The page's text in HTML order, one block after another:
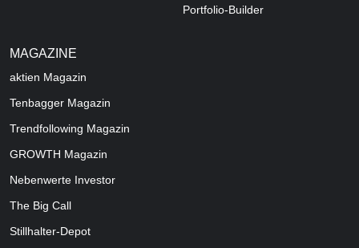
Portfolio-Builder
MAGAZINE
aktien Magazin
Tenbagger Magazin
Trendfollowing Magazin
GROWTH Magazin
Nebenwerte Investor
The Big Call
Stillhalter-Depot